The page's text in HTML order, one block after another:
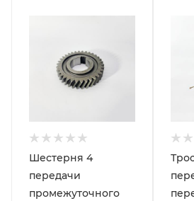
Шестерня 4
передачи
промежуточного